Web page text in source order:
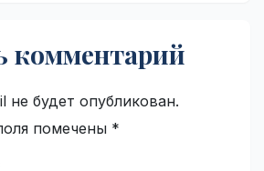
комментарий
не будет опубликован.
помечены *